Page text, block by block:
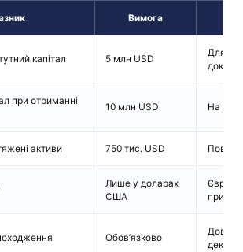
Вимога
капітал 5 млн USD
Для
при отриманні
10 млн USD На
активи 750 тис. USD
Лише у доларах
США
Євро
Обов’язково